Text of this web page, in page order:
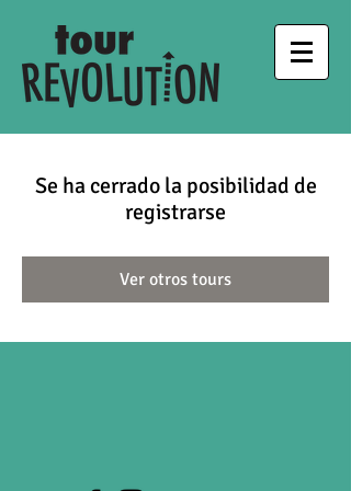
Se ha cerrado la posibilidad de
registrarse
Ver otros tours